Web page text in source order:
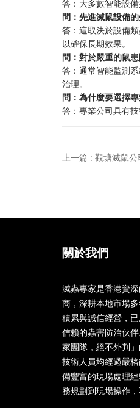
答：大多數智能設
問：先進滅鼠設備
答：這取決於設備
以確保長期效果。
問：對於嚴重的鼠
答：通常智能監測
治理。
問：為什麼要選擇
答：專業公司具有
上一篇 : 觀塘滅鼠
關於我們
滅蟲專家是香港資
商，深耕本地市場
積累與誠信經營，
信賴的蟲害防治伙
家團隊，絕不外判
技術人員均經過嚴
備豐富的現場處理
務規劃到現場操作